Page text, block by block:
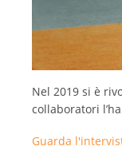
Nel 2019 si è
collaboratori
Guarda